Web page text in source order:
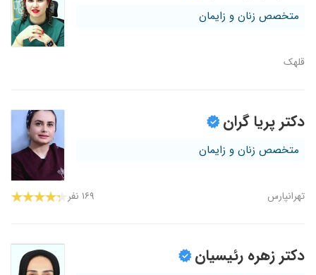
متخصص زنان و زایمان
قلهک
دکتر پریا گران
متخصص زنان و زایمان
تهرانپارس ۱۶۹ نفر
دکتر زهره رئیسیان